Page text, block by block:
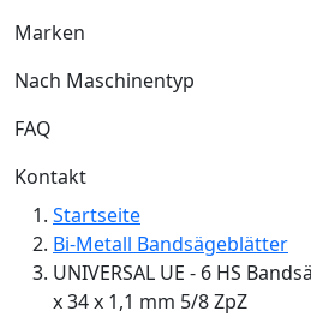
Marken
Nach Maschinentyp
FAQ
Kontakt
Startseite
Bi-Metall Bandsägeblätter
UNIVERSAL UE - 6 HS
x 34 x 1,1 mm 5/8 ZpZ